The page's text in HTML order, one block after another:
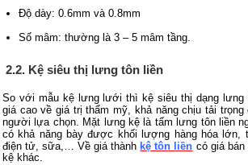
Độ dày: 0.6mm và 0.8mm
Số mâm: thường là 3 – 5 mâm tầng.
2.2. Kệ siêu thị lưng tôn liền
So với mẫu kệ lưng lưới thì kệ siêu thị dạng lưng
giá cao về giá trị thẩm mỹ, khả năng chịu tải
người lựa chọn. Mặt lưng kệ là tấm lưng tôn liền
có khả năng bày được khối lượng hàng hóa lớn,
điện tử, sữa,… Về giá thành kệ tôn liền có giá bán
kệ khác.